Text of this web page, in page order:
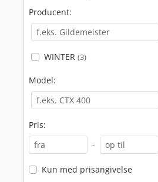
Producent:
WINTER (3)
Model:
Pris:
-
Kun med prisangivelse